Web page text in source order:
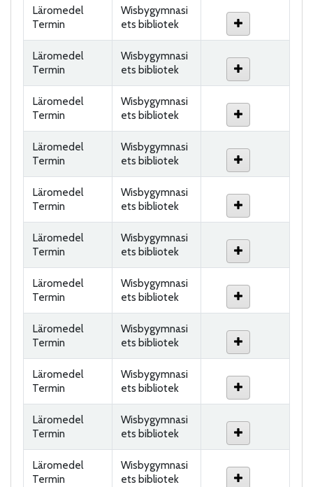
Läromedel
Termin
Wisbygymnasi
ets bibliotek
Läromedel
Termin
Wisbygymnasi
ets bibliotek
Läromedel
Termin
Wisbygymnasi
ets bibliotek
Läromedel
Termin
Wisbygymnasi
ets bibliotek
Läromedel
Termin
Wisbygymnasi
ets bibliotek
Läromedel
Termin
Wisbygymnasi
ets bibliotek
Läromedel
Termin
Wisbygymnasi
ets bibliotek
Läromedel
Termin
Wisbygymnasi
ets bibliotek
Läromedel
Termin
Wisbygymnasi
ets bibliotek
Läromedel
Termin
Wisbygymnasi
ets bibliotek
Läromedel
Termin
Wisbygymnasi
ets bibliotek